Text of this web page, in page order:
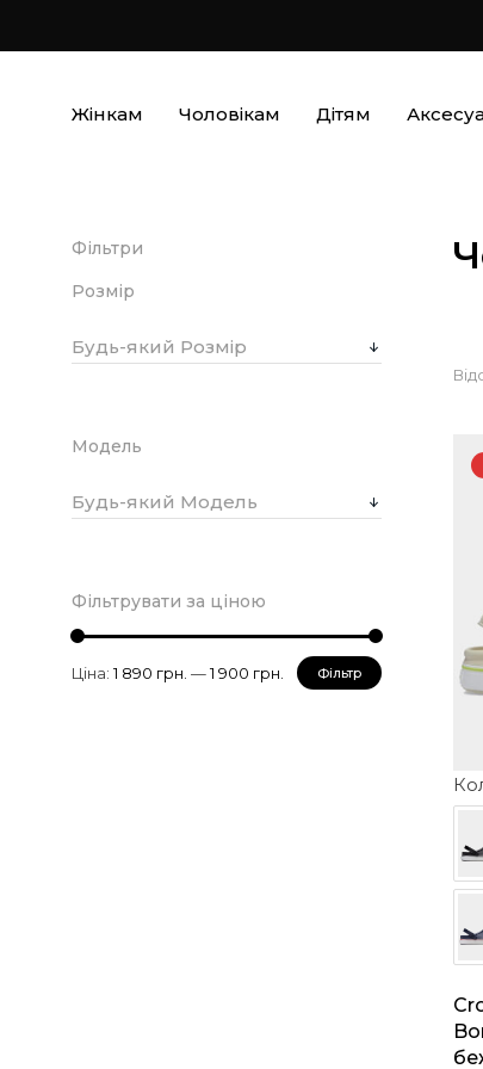
Жінкам Чоловікам Дітям
Фільтри
Розмір
Будь-який Розмір
Модель
Будь-який Модель
Фільтрувати за ціною
Мінімальна
Найбільша
Фільтр
Ціна: 1 890 грн. — 1 900 грн.